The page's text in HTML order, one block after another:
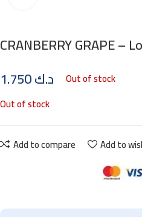
CRANBERRY GRAPE –
د.ك
Out of stock
Out of stock
Add to compare Add to